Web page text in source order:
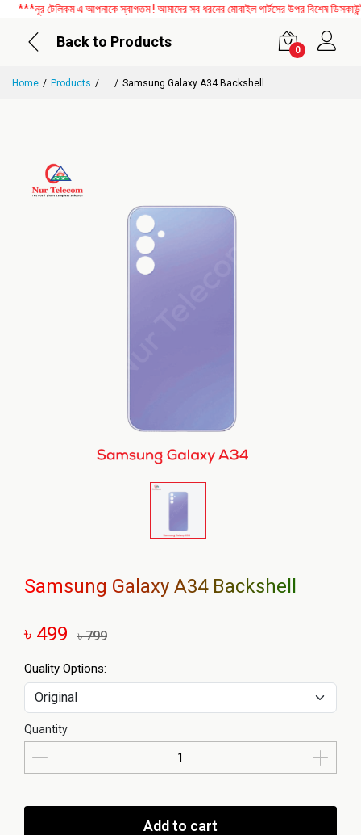
টেলিকম এ আপনাকে স্বাগতম ! আমাদের সব ধরনের মোবাইল পার্টসের উপর বিশেষ
Back to Products
0
Home Products ... Samsung Galaxy A34 Backshell
Samsung Galaxy A34 Backshell
৳ 499 ৳ 799
Quality Options:
Quantity
Add to cart